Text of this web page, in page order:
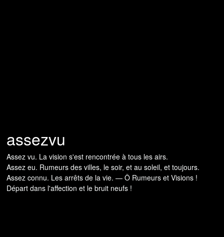
assezvu
Assez vu. La vision s'est rencontrée à tous les airs.
Assez eu. Rumeurs des villes, le soir, et au soleil, et toujours.
Assez connu. Les arrêts de la vie. — Ô Rumeurs et Visions !
Départ dans l'affection et le bruit neufs !